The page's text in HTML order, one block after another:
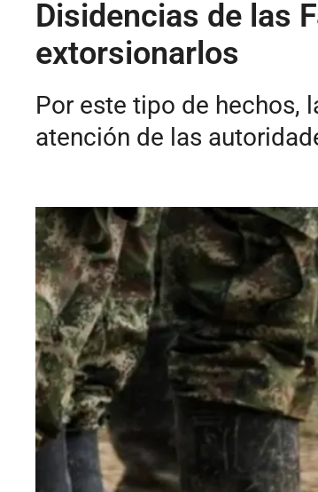
Disidencias de las
extorsionarlos
Por este tipo de hechos,
atención de las